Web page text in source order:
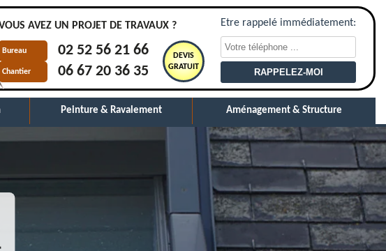
AVEZ UN PROJET DE TRAVAUX ?
Bureau 02 52 56 21 66
Chantier 06 67 20 36 35
DEVIS
GRATUIT
Etre rappelé immédiatement:
Peinture & Ravalement Aménagement & Structure